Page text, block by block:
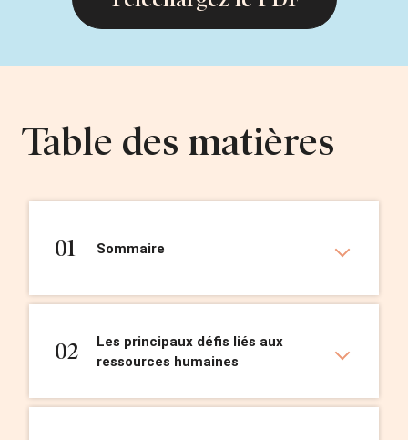
Table des matières
01 Sommaire
02
Les principaux défis liés aux
ressources humaines